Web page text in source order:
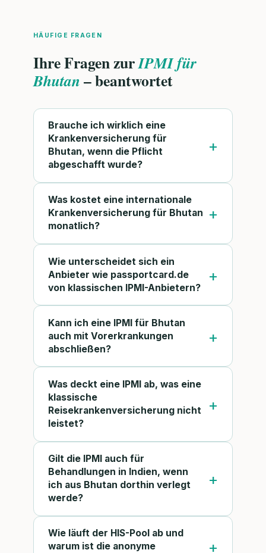
HÄUFIGE FRAGEN
Ihre Fragen zurIPMI für
Bhutan– beantwortet
Brauche ich wirklich eine
Krankenversicherung für
Bhutan, wenn die Pflicht
abgeschafft wurde?
Was kostet eine internationale
Krankenversicherung für Bhutan
monatlich?
Wie unterscheidet sich ein
Anbieter wie passportcard.de
von klassischen IPMI-Anbietern?
Kann ich eine IPMI für Bhutan
auch mit Vorerkrankungen
abschließen?
Was deckt eine IPMI ab, was eine
klassische
Reisekrankenversicherung nicht
leistet?
Gilt die IPMI auch für
Behandlungen in Indien, wenn
ich aus Bhutan dorthin verlegt
werde?
Wie läuft der HIS-Pool ab und
warum ist die anonyme